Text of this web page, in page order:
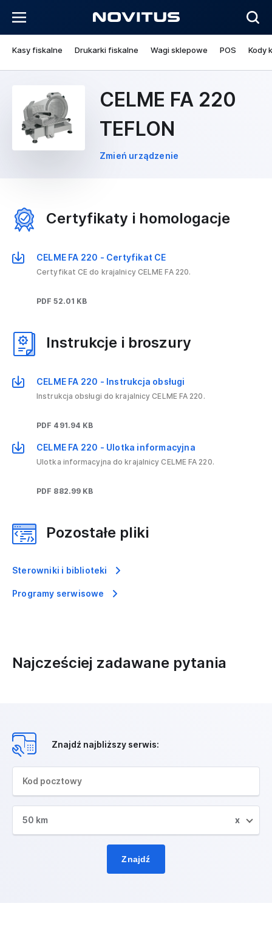
Kasy fiskalne Drukarki fiskalne Wagi sklepowe POS Kody
CELME FA 220
TEFLON
Zmień urządzenie
Najcześciej zadawane pytania
Certyfikaty i homologacje
CELME FA 220 - Certyfikat CE
Certyfikat CE do krajalnicy CELME FA 220.
PDF 52.01 KB
Instrukcje i broszury
CELME FA 220 - Instrukcja obsługi
Instrukcja obsługi do krajalnicy CELME FA 220.
PDF 491.94 KB
CELME FA 220 - Ulotka informacyjna
Ulotka informacyjna do krajalnicy CELME FA 220.
PDF 882.99 KB
Pozostałe pliki
Sterowniki i biblioteki
Programy serwisowe
Znajdź najbliższy serwis:
50 km x
Znajdź